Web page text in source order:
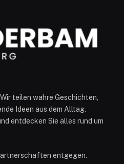
teilen wahre Geschichten,
Ideen aus dem Alltag.
entdecken Sie alles rund um
entgegen.